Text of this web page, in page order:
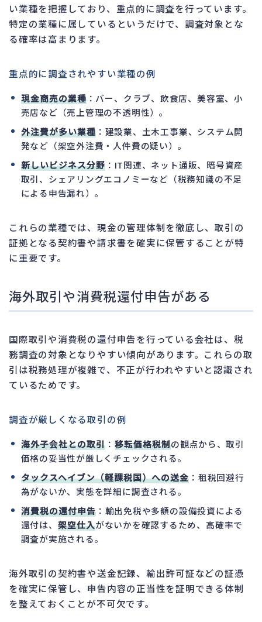
い業種を把握しており、重点的に調査を行っています。
特定の業種に属しているというだけで、調査対象とな
る確率は高まります。
重点的に調査されやすい業種の例
現金商売の業種：バー、クラブ、飲食店、美容室、小
売店など（売上管理の不透明性）。
外注費が多い業種：建設業、土木工事業、システム開
発など（架空外注費・人件費の疑い）。
新しいビジネス分野：IT関連、ネット通販、暗号資産
取引、シェアリングエコノミーなど（税務知識の不足
による申告漏れ）。
これらの業種では、現金の管理体制を徹底し、取引の
証拠となる契約書や請求書を確実に保管することが特
に重要です。
海外取引や消費税還付申告がある
国際取引や消費税の還付申告を行っている会社は、税
務調査の対象となりやすい傾向があります。これらの取
引は税務処理が複雑で、不正が行われやすいと認識され
ているためです。
調査が厳しくなる取引の例
海外子会社との取引： 移転価格税制の観点から、取引
価格の妥当性が厳しくチェックされる。
タックスヘイブン（軽課税国）への送金 ：租税回避行
為がないか、実態を詳細に調査される。
消費税の還付申告：輸出免税や多額の設備投資による
還付は、 架空仕入がないかを確認するため、高確率で
調査が実施される。
海外取引の契約書や送金記録、輸出許可証などの証憑
を確実に保管し、申告内容の正当性を証明できる体制
を整えておくことが不可欠です。